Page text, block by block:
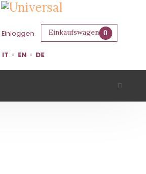
Einloggen Einkaufswagen 0
IT EN DE